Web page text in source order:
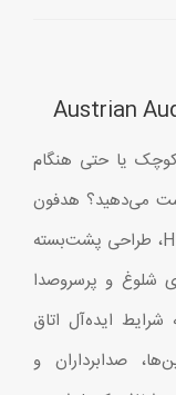
یا حتی هنگام
می‌دهید؟ هدفون
Austrian Audio Hi X60 با تکنولوژی Hi-X، طراحی پشت‌بسته
شلوغ و پرسروصدا
ایده‌آل اتاق
صدابرداران و